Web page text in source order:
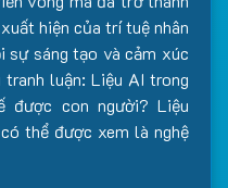
hiện của trí tuệ nhân
sáng tạo và cảm xúc
luận: Liệu AI trong
con người? Liệu
thể được xem là nghệ